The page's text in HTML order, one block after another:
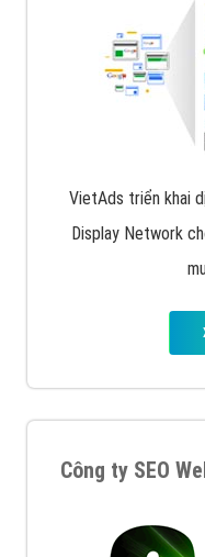
VietAds triển khai
Display Network
Công ty SEO